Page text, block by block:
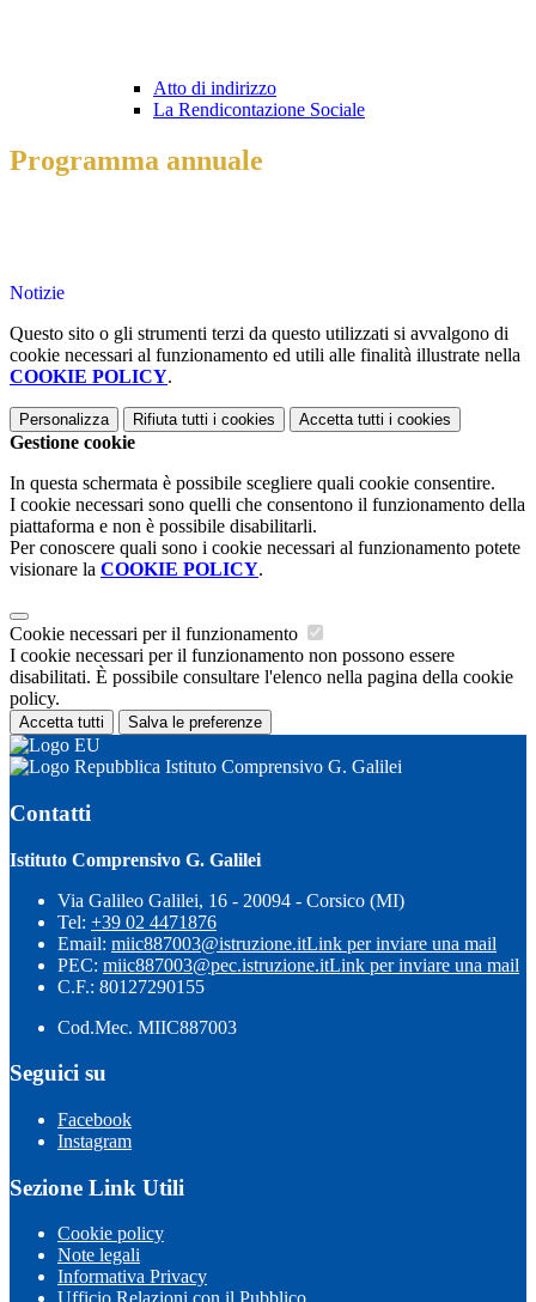
Atto di indirizzo
La Rendicontazione Sociale
Programma annuale
Notizie
Questo sito o gli strumenti terzi da questo utilizzati si avvalgono di
cookie necessari al funzionamento ed utili alle finalità illustrate nella
COOKIE POLICY.
Personalizza Rifiuta tutti i cookies Accetta tutti i cookies
Gestione cookie
In questa schermata è possibile scegliere quali cookie consentire.
I cookie necessari sono quelli che consentono il funzionamento della
piattaforma e non è possibile disabilitarli.
Per conoscere quali sono i cookie necessari al funzionamento potete
visionare la COOKIE POLICY.
Cookie necessari per il funzionamento
I cookie necessari per il funzionamento non possono essere
disabilitati. È possibile consultare l'elenco nella pagina della cookie
policy.
Accetta tutti Salva le preferenze
Istituto Comprensivo G. Galilei
Contatti
Istituto Comprensivo G. Galilei
Via Galileo Galilei, 16 - 20094 - Corsico (MI)
Tel: +39 02 4471876
Email: miic887003@istruzione.itLink per inviare una mail
PEC: miic887003@pec.istruzione.itLink per inviare una mail
C.F.: 80127290155
Cod.Mec. MIIC887003
Seguici su
Facebook
Instagram
Sezione Link Utili
Cookie policy
Note legali
Informativa Privacy